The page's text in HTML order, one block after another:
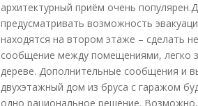
архитектурный приём очень
предусматривать возможность
находятся на втором этаже – сделать
сообщение между помещениями, легко
дереве. Дополнительные сообщения и
двухэтажный дом из бруса с гаражом
одно рациональное решение.